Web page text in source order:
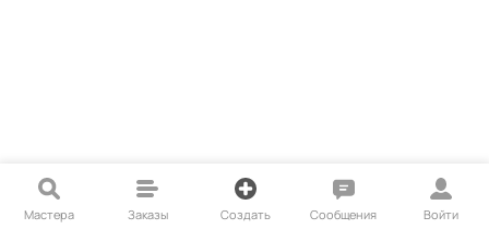
Мастера Заказы Создать Сообщения Войти